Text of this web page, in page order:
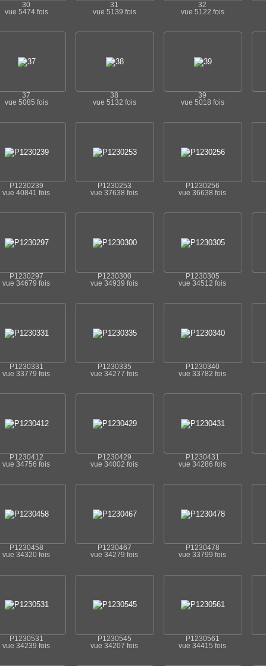
30
vue 5474 fois
31
vue 5139 fois
32
vue 5122 fois
37
vue 5085 fois
38
vue 5132 fois
39
vue 5018 fois
P1230239
vue 40841 fois
P1230253
vue 37638 fois
P1230256
vue 36638 fois
P1230297
vue 34679 fois
P1230300
vue 34939 fois
P1230305
vue 34512 fois
P1230331
vue 33779 fois
P1230335
vue 34277 fois
P1230340
vue 33782 fois
P1230412
vue 34756 fois
P1230429
vue 34002 fois
P1230431
vue 34286 fois
P1230458
vue 34320 fois
P1230467
vue 34279 fois
P1230478
vue 33799 fois
P1230531
vue 34239 fois
P1230545
vue 34207 fois
P1230561
vue 34415 fois